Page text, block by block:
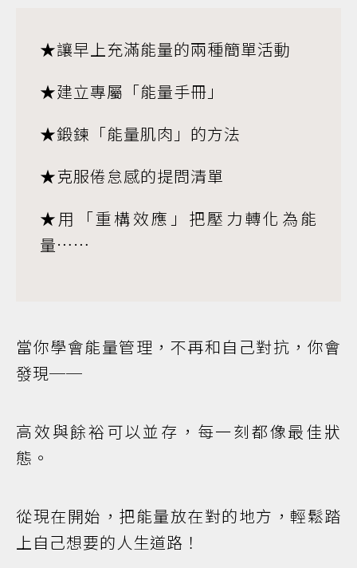
★讓早上充滿能量的兩種簡單活動
★建立專屬「能量手冊」
★鍛鍊「能量肌肉」的方法
★克服倦怠感的提問清單
★用「重構效應」把壓力轉化為能
量……
當你學會能量管理，不再和自己對抗，你會
發現──
高效與餘裕可以並存，每一刻都像最佳狀
態。
從現在開始，把能量放在對的地方，輕鬆踏
上自己想要的人生道路！